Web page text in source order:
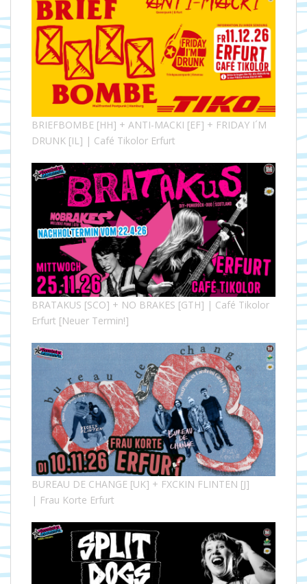
BRIEFBOMBE [HH] + ANTI-MACKI [EF] + FRIDAY I´M
DRUNK [IL] | Café Tikolor Erfurt
BRATAKUS [SCO] + NO BRAKES [GTH] | Café Tikolor
Erfurt [Neuer Termin!]
BUREAU DE CHANGE [UK] + FXCKIN FLINTEN [J]
| Frau Korte Erfurt